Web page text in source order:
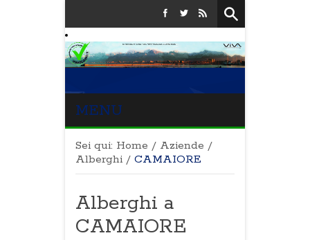
MENU
Sei qui: Home / Aziende /
Alberghi / CAMAIORE
Alberghi a
CAMAIORE